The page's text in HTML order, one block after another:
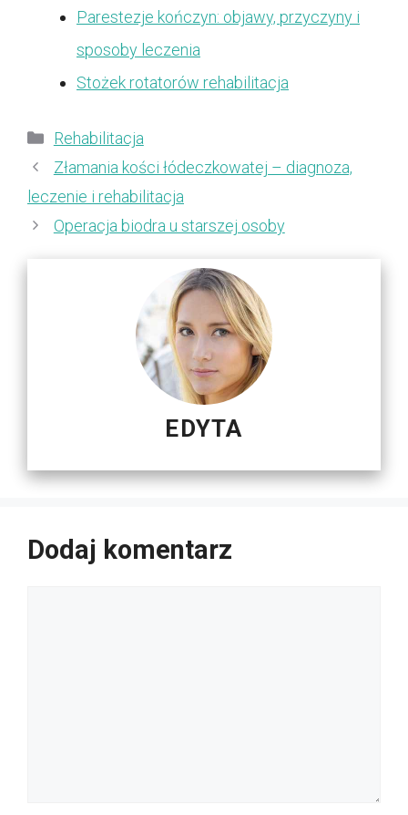
Parestezje kończyn: objawy, przyczyny i
sposoby leczenia
Stożek rotatorów rehabilitacja
Kategorie
Rehabilitacja
Złamania kości łódeczkowatej – diagnoza,
leczenie i rehabilitacja
Operacja biodra u starszej osoby
EDYTA
Dodaj komentarz